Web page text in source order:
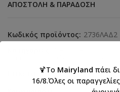
ΑΠΟΣΤΟΛΉ & ΠΑΡΆΔΟΣΗ
Κωδικός προϊόντος: 2736ΛΑΔ2
Λαδόπανα
🍹Το Mairyland πάει
16/8.Όλες οι